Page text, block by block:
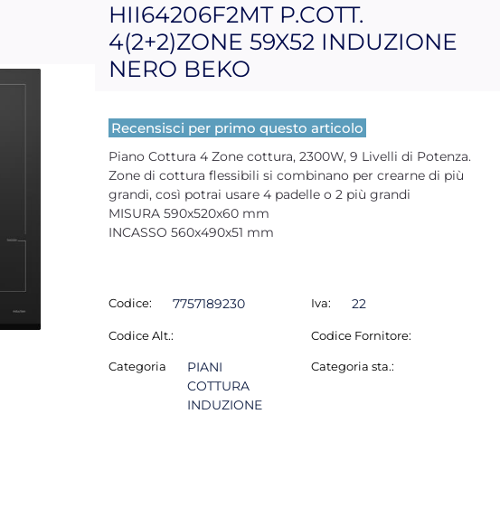
HII64206F2MT P.COTT.
4(2+2)ZONE 59X52 INDUZIONE
NERO BEKO
Recensisci per primo questo articolo
Piano Cottura 4 Zone cottura, 2300W, 9 Livelli di Potenza.
Zone di cottura flessibili si combinano per crearne di più
grandi, così potrai usare 4 padelle o 2 più grandi
MISURA 590x520x60 mm
INCASSO 560x490x51 mm
Codice: 7757189230
Codice Alt.:
Categoria
PIANI
COTTURA
INDUZIONE
Iva: 22
Codice Fornitore:
Categoria sta.: